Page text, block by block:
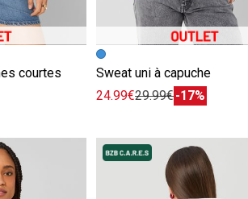
courtes
Image précédente
Image suivante
Sweat uni à capuche
24.99€29.99€-17%